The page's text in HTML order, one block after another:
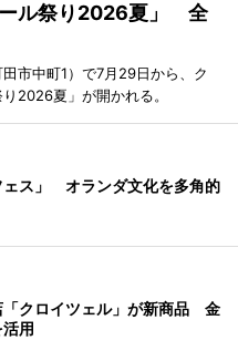
ール祭り2026夏」 全
市中町1）で7月29日から、ク
2026夏」が開かれる。
ェス」 オランダ文化を多角的
「クロイツェル」が新商品 金
用